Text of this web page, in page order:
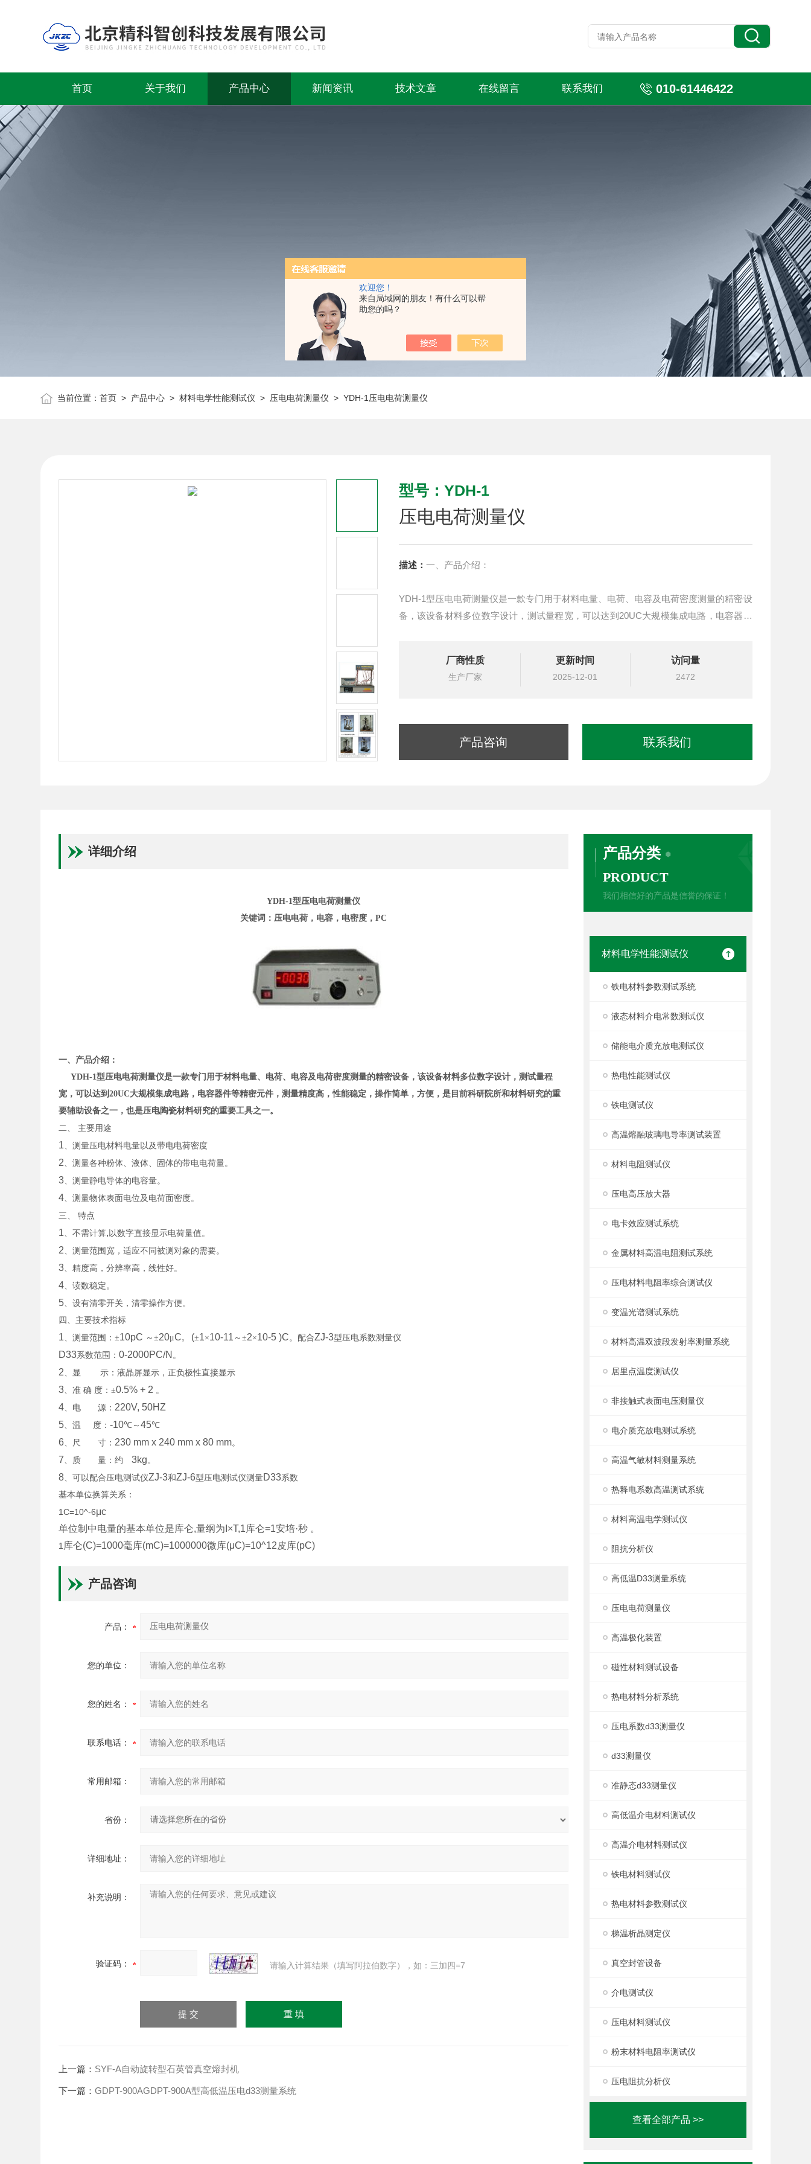
欢迎您！
来自局域网的朋友！有什么可以帮
助您的吗？
首页 关于我们 产品中心 新闻资讯 技术文章 在线留言 联系我们 010-61446422
当前位置：首页 > 产品中心 >材料电学性能测试仪 > 压电电荷测量仪 > YDH-1压电电荷测量仪
型号：YDH-1
压电电荷测量仪
描述： 一、产品介绍：
YDH-1型压电电荷测量仪是一款专门用于材料电量、电荷、电容及电荷密度测量的精密设
备，该设备材料多位数字设计，测试量程宽，可以达到20UC大规模集成电路，电容器件
厂商性质
生产厂家
更新时间
2025-12-01
访问量
2472
产品咨询 联系我们
产品分类
PRODUCT
我们相信好的产品是信誉的保证！
材料电学性能测试仪
铁电材料参数测试系统
液态材料介电常数测试仪
储能电介质充放电测试仪
热电性能测试仪
铁电测试仪
高温熔融玻璃电导率测试装置
材料电阻测试仪
压电高压放大器
电卡效应测试系统
金属材料高温电阻测试系统
压电材料电阻率综合测试仪
变温光谱测试系统
材料高温双波段发射率测量系统
居里点温度测试仪
非接触式表面电压测量仪
电介质充放电测试系统
高温气敏材料测量系统
热释电系数高温测试系统
材料高温电学测试仪
阻抗分析仪
高低温D33测量系统
压电电荷测量仪
高温极化装置
磁性材料测试设备
热电材料分析系统
压电系数d33测量仪
d33测量仪
准静态d33测量仪
高低温介电材料测试仪
高温介电材料测试仪
铁电材料测试仪
热电材料参数测试仪
梯温析晶测定仪
真空封管设备
介电测试仪
压电材料测试仪
粉末材料电阻率测试仪
压电阻抗分析仪
查看全部产品 >>
详细介绍
YDH-1型压电电荷测量仪
关键词：压电电荷，电容，电密度，PC
一、产品介绍：
YDH-1型压电电荷测量仪是一款专门用于材料电量、电荷、电容及电荷密度测量的精密设备，该设备材料多位数字设计，测试量程
宽，可以达到20UC大规模集成电路，电容器件等精密元件，测量精度高，性能稳定，操作简单，方便，是目前科研院所和材料研究的重
要辅助设备之一，也是压电陶瓷材料研究的重要工具之一。
二、
主要用途
1、测量压电材料电量以及带电电荷密度
2、测量各种粉体、液体、固体的带电电荷量。
3、测量静电导体的电容量。
4、测量物体表面电位及电荷面密度。
三、
特点
1、不需计算, 以数字直接显示电荷量值。
2、测量范围宽，适应不同被测对象的需要。
3、精度高，分辨率高，线性好。
4、读数稳定。
5、设有清零开关，清零操作方便。
四、主要技术指标
1、测量范围：±10pC ～±20μC, (±1×10-11 ～±2×10-5 )C。配合ZJ-3型压电系数测量仪
D33系数范围：0-2000PC/N 。
2、显 示：液晶屏显示，正负极性直接显示
3、准 确 度：±0.5% + 2 。
4、电 源：220V, 50HZ
5、温 度：-10℃～45℃
6、尺 寸：230 mm x 240 mm x 80 mm。
7、质 量：约3kg。
8、可以配合压电测试仪ZJ-3和ZJ-6型压电测试仪测量D33系数
基本单位换算关系：
1C=10^-6μc
单位制中电量的基本单位是库仑,量纲为 ×T,1库仑=1安培·秒 。
1 库仑(C)=1000毫库(mC)=1000000微库(μC)=10^12皮库(pC)
产品咨询
产品：
您的单位：
您的姓名：
联系电话：
常用邮箱：
省份：
详细地址：
补充说明：
验证码： 请输入计算结果（填写阿拉伯数字），如：三加四=7
上一篇： SYF-A自动旋转型石英管真空熔封机
下一篇：GDPT-900AGDPT-900A型高低温压电d33测量系统